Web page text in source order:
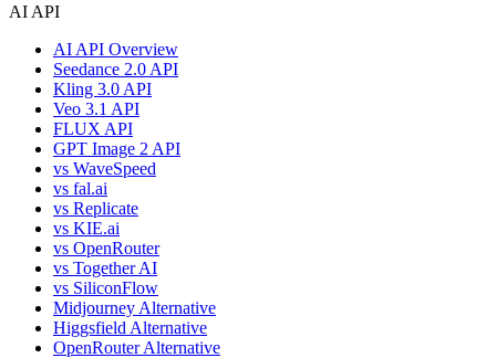
AI API
AI API Overview
Seedance 2.0 API
Kling 3.0 API
Veo 3.1 API
FLUX API
GPT Image 2 API
vs WaveSpeed
vs fal.ai
vs Replicate
vs KIE.ai
vs OpenRouter
vs Together AI
vs SiliconFlow
Midjourney Alternative
Higgsfield Alternative
OpenRouter Alternative